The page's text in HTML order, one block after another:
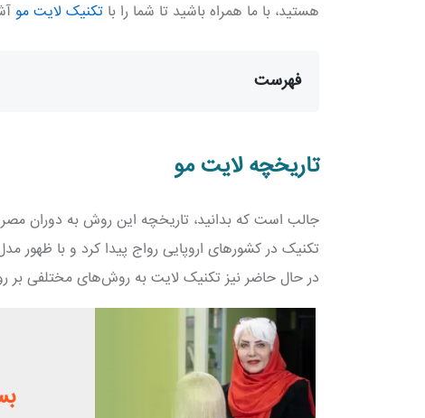
هستید، با ما همراه باشید تا شما را با تکنیک لایت مو
فهرست
تاریخچه لایت مو
جالب است که بدانید، تاریخچه این روش به دوران مصر
تکنیک در کشورهای اروپایی رواج پیدا کرد و با
در حال حاضر نیز تکنیک لایت به روش‌های مختلفی بر